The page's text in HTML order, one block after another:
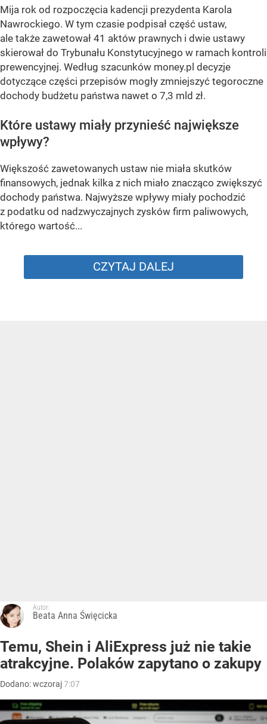
Mija rok od rozpoczęcia kadencji prezydenta Karola
Nawrockiego. W tym czasie podpisał część ustaw,
ale także zawetował 41 aktów prawnych i dwie ustawy
skierował do Trybunału Konstytucyjnego w ramach kontroli
prewencyjnej. Według szacunków money.pl decyzje
dotyczące części przepisów mogły zmniejszyć tegoroczne
dochody budżetu państwa nawet o 7,3 mld zł.
Które ustawy miały przynieść największe
wpływy?
Większość zawetowanych ustaw nie miała skutków
finansowych, jednak kilka z nich miało znacząco zwiększyć
dochody państwa. Najwyższe wpływy miały pochodzić
z podatku od nadzwyczajnych zysków firm paliwowych,
którego wartość...
CZYTAJ DALEJ
Autor:
Beata Anna Święcicka
Temu, Shein i AliExpress już nie takie
atrakcyjne. Polaków zapytano o zakupy
Dodano:wczoraj7:07